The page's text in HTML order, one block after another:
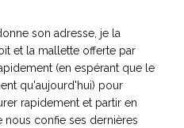
son adresse, je la
et la mallette offerte par
(en espérant que le
qu'aujourd'hui) pour
rapidement et partir en
confie ses dernières